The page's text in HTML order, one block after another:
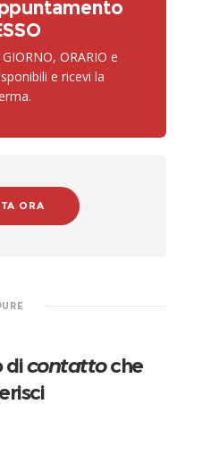
ORARIO e
e ricevi la
ORA
dicontattoche